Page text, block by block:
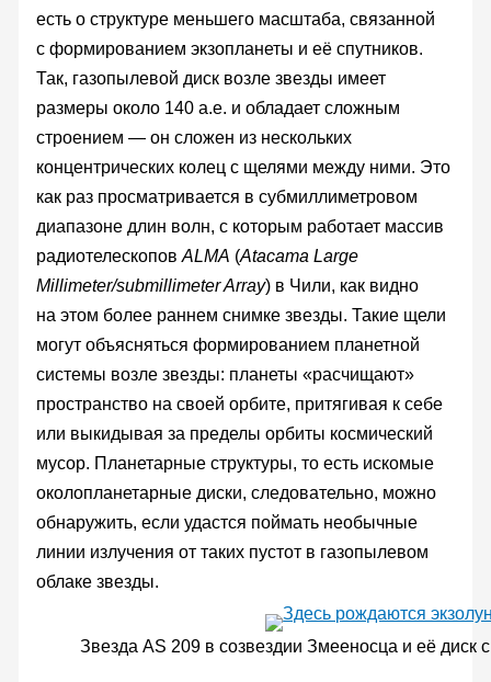
есть о структуре меньшего масштаба, связанной
с формированием экзопланеты и её спутников.
Так, газопылевой диск возле звезды имеет
размеры около 140 а.е. и обладает сложным
строением — он сложен из нескольких
концентрических колец с щелями между ними. Это
как раз просматривается в субмиллиметровом
диапазоне длин волн, с которым работает массив
радиотелескопов ALMA (Atacama Large
Millimeter/submillimeter Array) в Чили, как видно
на этом более раннем снимке звезды. Такие щели
могут объясняться формированием планетной
системы возле звезды: планеты «расчищают»
пространство на своей орбите, притягивая к себе
или выкидывая за пределы орбиты космический
мусор. Планетарные структуры, то есть искомые
околопланетарные диски, следовательно, можно
обнаружить, если удастся поймать необычные
линии излучения от таких пустот в газопылевом
облаке звезды.
Звезда AS 209 в созвездии Змееносца и её диск